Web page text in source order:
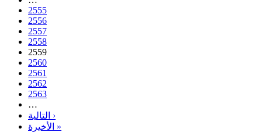
2555
2556
2557
2558
2559
2560
2561
2562
2563
…
التالية ›
الأخيرة »